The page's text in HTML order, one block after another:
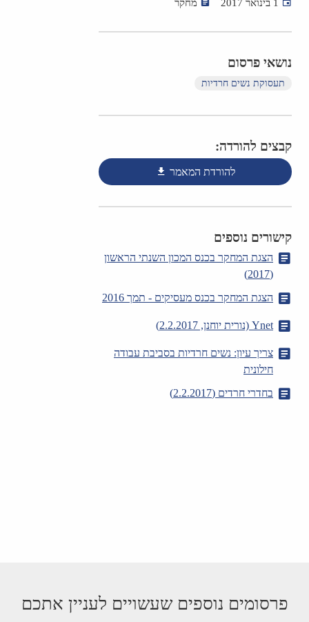
מחקר
נושאי פרסום
תעסוקת נשים חרדיות
קבצים להורדה:
להורדת המאמר
קישורים נוספים
הצגת המחקר בכנס המכון השנתי הראשון
(2017)
הצגת המחקר בכנס מעסיקים - תמך 2016
Ynet (נורית יוחנן, 2.2.2017)
צריך עיון: נשים חרדיות בסביבת עבודה
חילונית
בחדרי חרדים (2.2.2017)
פרסומים נוספים שעשויים לעניין אתכם